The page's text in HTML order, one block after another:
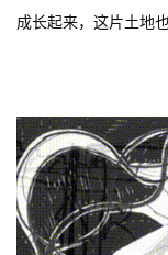
成长起来，这片土地